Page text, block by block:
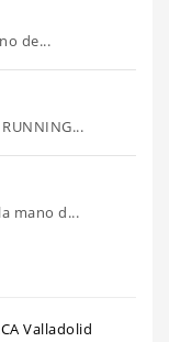
de...
mano d...
Valladolid